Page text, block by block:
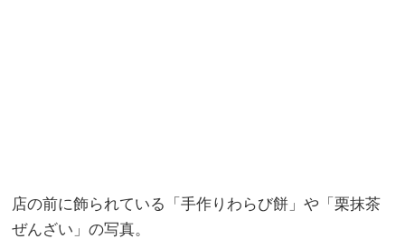
店の前に飾られている「手作りわらび餅」や「栗抹茶
ぜんざい」の写真。